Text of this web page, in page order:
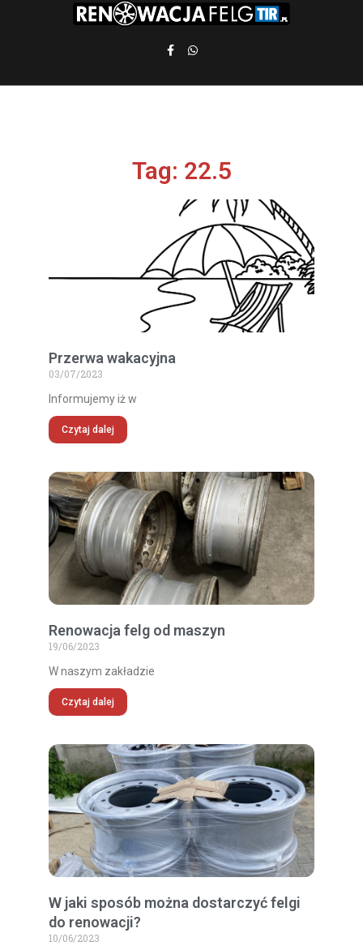
Tag: 22.5
Przerwa wakacyjna
03/07/2023
Informujemy iż w
Czytaj dalej
Renowacja felg od maszyn
19/06/2023
W naszym zakładzie
Czytaj dalej
W jaki sposób można dostarczyć felgi
do renowacji?
10/06/2023